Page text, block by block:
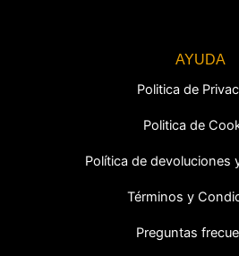
AYUDA
Politica de
Politica de
Política de devoluciones
Términos y
Preguntas